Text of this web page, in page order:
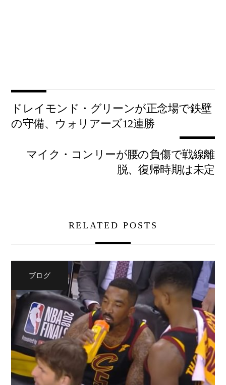
ドレイモンド・グリーンが正念場で鉄壁
の守備、ウォリアーズ12連勝
マイク・コンリーが腰の負傷で戦線離
脱、復帰時期は未定
RELATED POSTS
ブログ